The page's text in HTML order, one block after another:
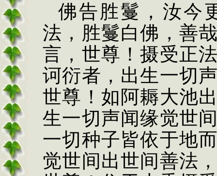
佛告胜鬘，汝今
法，胜鬘白佛，善
言，世尊！摄受正
诃衍者，出生一切
世尊！如阿耨大池
生一切声闻缘觉世
一切种子皆依于地
觉世间出世间善法